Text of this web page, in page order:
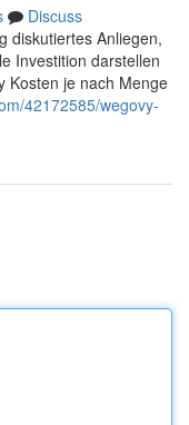
Discuss
diskutiertes Anliegen,
Investition darstellen
Kosten je nach Menge
42172585/wegovy-